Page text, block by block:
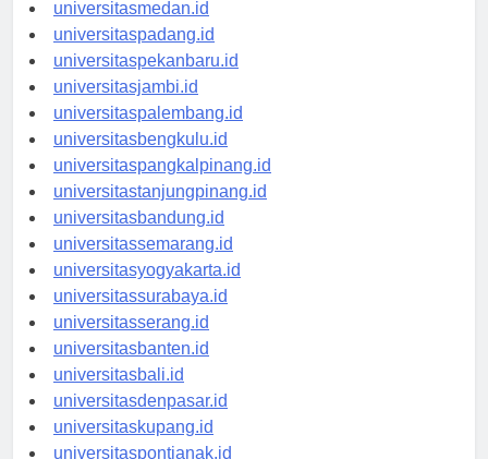
universitasmedan.id
universitaspadang.id
universitaspekanbaru.id
universitasjambi.id
universitaspalembang.id
universitasbengkulu.id
universitaspangkalpinang.id
universitastanjungpinang.id
universitasbandung.id
universitassemarang.id
universitasyogyakarta.id
universitassurabaya.id
universitasserang.id
universitasbanten.id
universitasbali.id
universitasdenpasar.id
universitaskupang.id